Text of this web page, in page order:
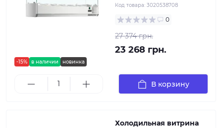
-15% в наличии новинка
Код товара: 3020538708
0
27 374 грн.
23 268 грн.
В корзину
Холодильная витрина